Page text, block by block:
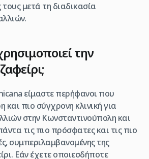
μετά τη διαδικασία
την
είμαστε περήφανοι που
και πιο σύγχρονη κλινική για
στην Κωνσταντινούπολη και
τις πιο πρόσφατες και τις πιο
συμπεριλαμβανομένης της
Εάν έχετε οποιεσδήποτε